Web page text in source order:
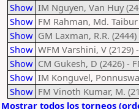
Show IM Nguyen, Van Huy
Show FM Rahman, Md.
Show GM Laxman, R.R.
Show WFM Varshini, V (2129)
Show CM Gukesh, D (2426) -
Show IM Konguvel,
Show FM Vinoth Kumar, M.
Mostrar todos los torneos